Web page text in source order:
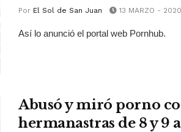
Por El Sol de San Juan 13 MARZO - 2020
Así lo anunció el portal web Pornhub.
Abusó y miró porno
hermanastras de 8 y 9